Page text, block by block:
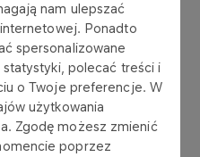
nam ulepszać
Ponadto
spersonalizowane
polecać treści i
o Twoje preferencje. W
użytkowania
Zgodę możesz zmienić
poprzez
do potrzeb
działają w
Zakres oraz
do